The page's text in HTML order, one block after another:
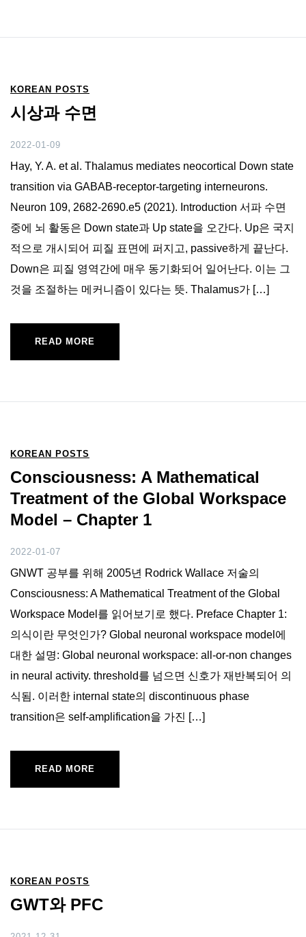
KOREAN POSTS
시상과 수면
2022-01-09
Hay, Y. A. et al. Thalamus mediates neocortical Down state
transition via GABAB-receptor-targeting interneurons.
Neuron 109, 2682-2690.e5 (2021). Introduction 서파 수면
중에 뇌 활동은 Down state과 Up state을 오간다. Up은 국지
적으로 개시되어 피질 표면에 퍼지고, passive하게 끝난다.
Down은 피질 영역간에 매우 동기화되어 일어난다. 이는 그
것을 조절하는 메커니즘이 있다는 뜻. Thalamus가 […]
READ MORE
KOREAN POSTS
Consciousness: A Mathematical
Treatment of the Global Workspace
Model – Chapter 1
2022-01-07
GNWT 공부를 위해 2005년 Rodrick Wallace 저술의
Consciousness: A Mathematical Treatment of the Global
Workspace Model를 읽어보기로 했다. Preface Chapter 1:
의식이란 무엇인가? Global neuronal workspace model에
대한 설명: Global neuronal workspace: all-or-non changes
in neural activity. threshold를 넘으면 신호가 재반복되어 의
식됨. 이러한 internal state의 discontinuous phase
transition은 self-amplification을 가진 […]
READ MORE
KOREAN POSTS
GWT와 PFC